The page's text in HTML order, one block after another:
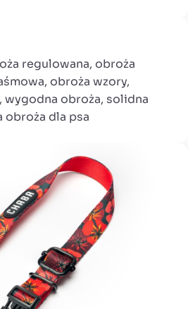
regulowana, obroża
obroża wzory,
wygodna obroża, solidna
obroża dla psa